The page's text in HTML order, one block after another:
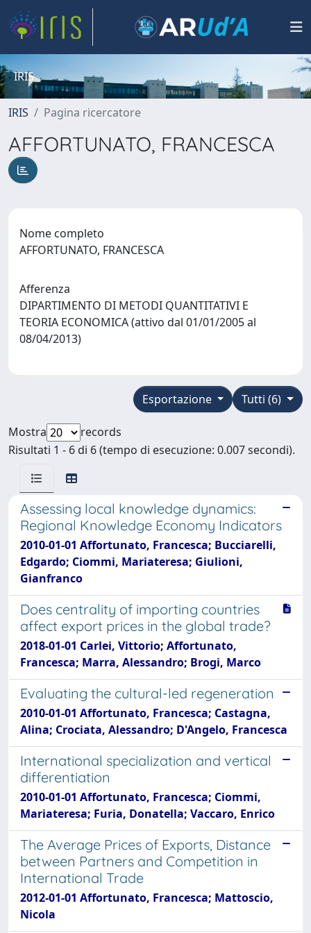
IRIS
IRIS Pagina ricercatore
AFFORTUNATO, FRANCESCA
Nome completo
AFFORTUNATO, FRANCESCA
Afferenza
DIPARTIMENTO DI METODI QUANTITATIVI E
TEORIA ECONOMICA (attivo dal 01/01/2005 al
08/04/2013)
Tutti (6)
Esportazione
Mostra
records
Risultati 1 - 6 di 6 (tempo di esecuzione: 0.007 secondi).
Assessing local knowledge dynamics:
Regional Knowledge Economy Indicators
2010-01-01 Affortunato, Francesca; Bucciarelli,
Edgardo; Ciommi, Mariateresa; Giulioni,
Gianfranco
Does centrality of importing countries
affect export prices in the global trade?
2018-01-01 Carlei, Vittorio; Affortunato,
Francesca; Marra, Alessandro; Brogi, Marco
Evaluating the cultural-led regeneration
2010-01-01 Affortunato, Francesca; Castagna,
Alina; Crociata, Alessandro; D'Angelo, Francesca
International specialization and vertical
differentiation
2010-01-01 Affortunato, Francesca; Ciommi,
Mariateresa; Furia, Donatella; Vaccaro, Enrico
The Average Prices of Exports, Distance
between Partners and Competition in
International Trade
2012-01-01 Affortunato, Francesca; Mattoscio,
Nicola